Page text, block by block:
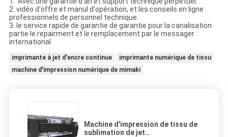
2. vidéo d'offre et manul d'opération, et les conseils en ligne
professionnels de personnel technique.
3. le service rapide de garantie de garantie pour la canalisation
partie le repairment et le remplacement par le messager
international
imprimante à jet d'encre continue
imprimante numérique de tissu
machine d'impression numérique de mimaki
Machine d'impression de tissu de
sublimation de jet